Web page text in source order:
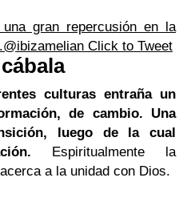
gran repercusión en la
Click to Tweet
culturas entraña un
de cambio. Una
luego de la cual
Espiritualmente la
a la unidad con Dios.